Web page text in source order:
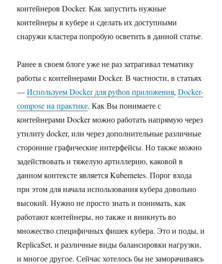
контейнеров Docker. Как запустить нужные
контейнеры в кубере и сделать их доступными
снаружи кластера попробую осветить в данной статье.
Ранее в своем блоге уже не раз затрагивал тематику
работы с контейнерами Docker. В частности, в статьях
—Используем Docker для python приложения,Docker-
сompose на практике. Как Вы понимаете с
контейнерами Docker можно работать напрямую через
утилиту docker, или через дополнительные различные
сторонние графические интерфейсы. Но также можно
задействовать и тяжелую артиллерию, каковой в
данном контексте является Kubernetes. Порог входа
при этом для начала использования кубера довольно
высокий. Нужно не просто знать и понимать, как
работают контейнеры, но также и вникнуть во
множество специфичных фишек кубера. Это и поды, и
ReplicaSet, и различные виды балансировки нагрузки,
и многое другое. Сейчас хотелось бы не заморачиваясь